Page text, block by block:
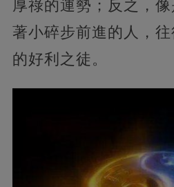
厚祿的運勢；反之，
著小碎步前進的人，
的好利之徒。